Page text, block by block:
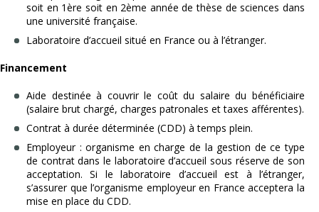
soit en 1ère soit en 2ème année de thèse de sciences dans
une université française.
Laboratoire d’accueil situé en France ou à l’étranger.
Financement
Aide destinée à couvrir le coût du salaire du bénéficiaire
(salaire brut chargé, charges patronales et taxes afférentes).
Contrat à durée déterminée (CDD) à temps plein.
Employeur : organisme en charge de la gestion de ce type
de contrat dans le laboratoire d’accueil sous réserve de son
acceptation. Si le laboratoire d’accueil est à l’étranger,
s’assurer que l’organisme employeur en France acceptera la
mise en place du CDD.